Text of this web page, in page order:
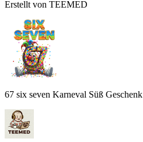
Erstellt von TEEMED
67 six seven Karneval Süß Geschenk